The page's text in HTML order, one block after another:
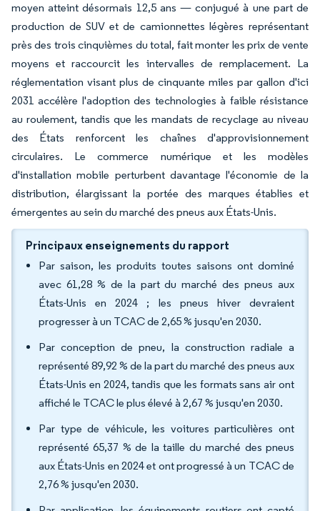
moyen atteint désormais 12,5 ans — conjugué à une part de
production de SUV et de camionnettes légères représentant
près des trois cinquièmes du total, fait monter les prix de vente
moyens et raccourcit les intervalles de remplacement. La
réglementation visant plus de cinquante miles par gallon d'ici
2031 accélère l'adoption des technologies à faible résistance
au roulement, tandis que les mandats de recyclage au niveau
des États renforcent les chaînes d'approvisionnement
circulaires. Le commerce numérique et les modèles
d'installation mobile perturbent davantage l'économie de la
distribution, élargissant la portée des marques établies et
émergentes au sein du marché des pneus aux États-Unis.
Principaux enseignements du rapport
Par saison, les produits toutes saisons ont dominé
avec 61,28 % de la part du marché des pneus aux
États-Unis en 2024 ; les pneus hiver devraient
progresser à un TCAC de 2,65 % jusqu'en 2030.
Par conception de pneu, la construction radiale a
représenté 89,92 % de la part du marché des pneus aux
États-Unis en 2024, tandis que les formats sans air ont
affiché le TCAC le plus élevé à 2,67 % jusqu'en 2030.
Par type de véhicule, les voitures particulières ont
représenté 65,37 % de la taille du marché des pneus
aux États-Unis en 2024 et ont progressé à un TCAC de
2,76 % jusqu'en 2030.